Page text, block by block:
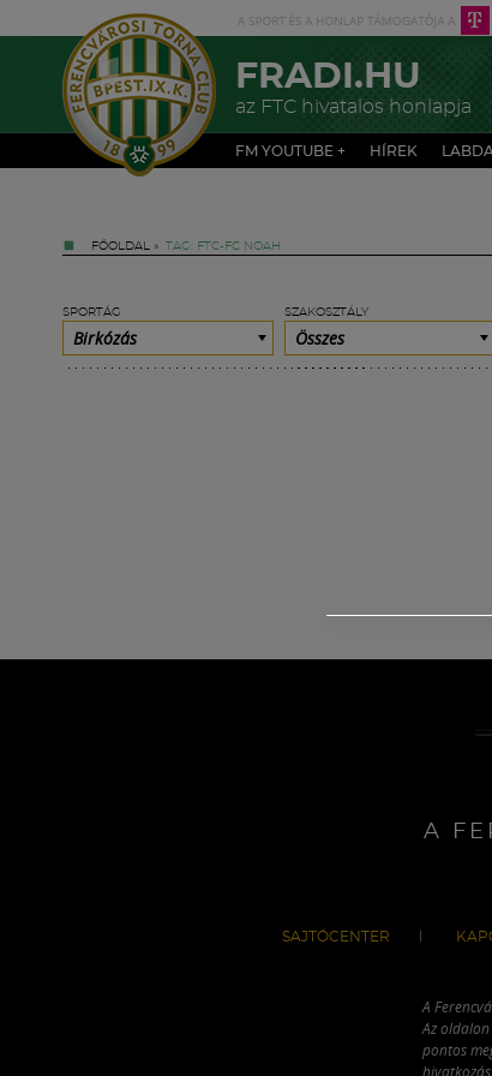
FRADI.HU
az FTC hivatalos honlapja
FM YOUTUBE + HÍREK
FŐOLDAL » TAG: FTC-FC NOAH
SPORTÁG
Birkózás
SZAKOSZTÁLY
Összes
A
SAJTÓCENTER
A
Az
pontos